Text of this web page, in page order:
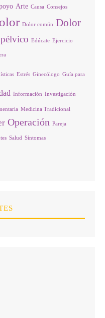
Arte Causa Consejos
Dolor común Dolor
Edúcate Ejercicio
Estrés Ginecólogo Guía para
Información Investigación
Medicina Tradicional
Operación Pareja
Salud Síntomas